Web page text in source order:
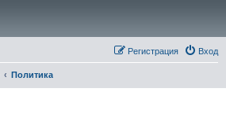
Вход
Регистрация
Политика